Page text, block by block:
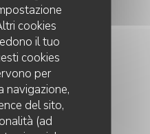
cookies
il tuo
cookies
per
navigazione,
del sito,
(ad
2026